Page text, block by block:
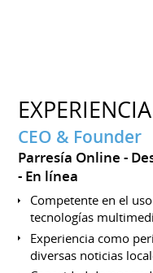
EXPERIENCIA
CEO & Founder
Parresía Online
En línea
Competente en el
tecnologías
Experiencia como
diversas noticias